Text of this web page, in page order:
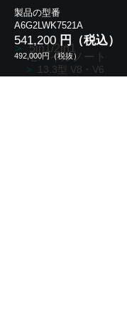
製品の型番
A6G2LWK7521A
541,200 円（税込）
492,000円（税抜）
5in1/2in1
モバイルノート
13.3型 V8・V6